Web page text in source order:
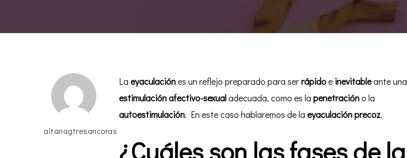
la
aitanagtresancoras
La eyaculaciónes un reflejo preparado para serrápidoe inevitableante una
estimulación afectivo-sexualadecuada, como es la penetracióno la
autoestimulación. En este caso hablaremos de la eyaculación precoz.
¿Cuáles son las fases de la